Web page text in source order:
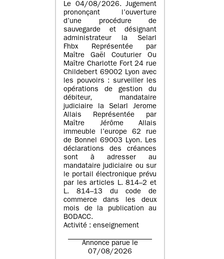
Le 04/08/2026. Jugement
prononçant l’ouverture
d’une procédure de
sauvegarde et désignant
administrateur la Selarl
Fhbx Représentée par
Maître Gaël Couturier Ou
Maître Charlotte Fort 24 rue
Childebert 69002 Lyon avec
les pouvoirs : surveiller les
opérations de gestion du
débiteur, mandataire
judiciaire la Selarl Jerome
Allais Représentée par
Maître Jérôme Allais
immeuble l’europe 62 rue
de Bonnel 69003 Lyon. Les
déclarations des créances
sont à adresser au
mandataire judiciaire ou sur
le portail électronique prévu
par les articles L. 814–2 et
L. 814–13 du code de
commerce dans les deux
mois de la publication au
BODACC.
Activité : enseignement
Annonce parue le
07/08/2026